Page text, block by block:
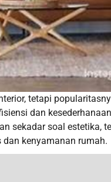
tetapi
dan
sekadar soal estetika,
kenyamanan rumah.